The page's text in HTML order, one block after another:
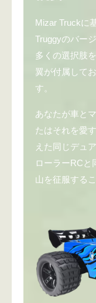
Mizar Truckに
Truggyのバー
多くの選択肢
翼が付属して
す。
あなたが車と
たはそれを愛
えた同じデュ
ローラーRCと
山を征服する